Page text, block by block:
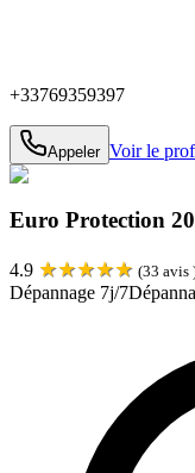
+33769359397
Appeler Voir le
Euro Protection
4.9 ★★★★★ (33 avis
Dépannage 7j/7